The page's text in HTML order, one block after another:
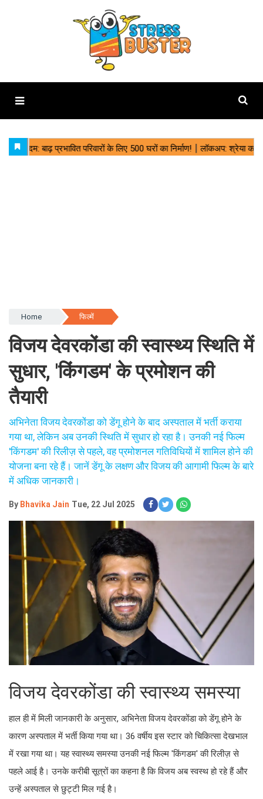
Home फिल्में
विजय देवरकोंडा की स्वास्थ्य स्थिति में
सुधार, 'किंगडम' के प्रमोशन की
तैयारी
अभिनेता विजय देवरकोंडा को डेंगू होने के बाद अस्पताल में भर्ती कराया
गया था, लेकिन अब उनकी स्थिति में सुधार हो रहा है। उनकी नई फिल्म
'किंगडम' की रिलीज़ से पहले, वह प्रमोशनल गतिविधियों में शामिल होने की
योजना बना रहे हैं। जानें डेंगू के लक्षण और विजय की आगामी फिल्म के बारे
में अधिक जानकारी।
By Bhavika Jain Tue, 22 Jul 2025
विजय देवरकोंडा की स्वास्थ्य समस्या
हाल ही में मिली जानकारी के अनुसार, अभिनेता विजय देवरकोंडा को डेंगू होने के
कारण अस्पताल में भर्ती किया गया था। 36 वर्षीय इस स्टार को चिकित्सा देखभाल
में रखा गया था। यह स्वास्थ्य समस्या उनकी नई फिल्म 'किंगडम' की रिलीज़ से
पहले आई है। उनके करीबी सूत्रों का कहना है कि विजय अब स्वस्थ हो रहे हैं और
उन्हें अस्पताल से छुट्टी मिल गई है।